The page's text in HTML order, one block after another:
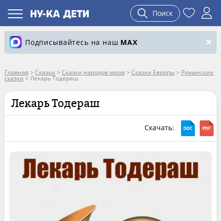
Поиск
Подписывайтесь на наш MAX
Главная > Сказки > Сказки народов мира > Сказки Европы > Румынские
сказки>Лекарь Тодераш
Лекарь Тодераш
Скачать: